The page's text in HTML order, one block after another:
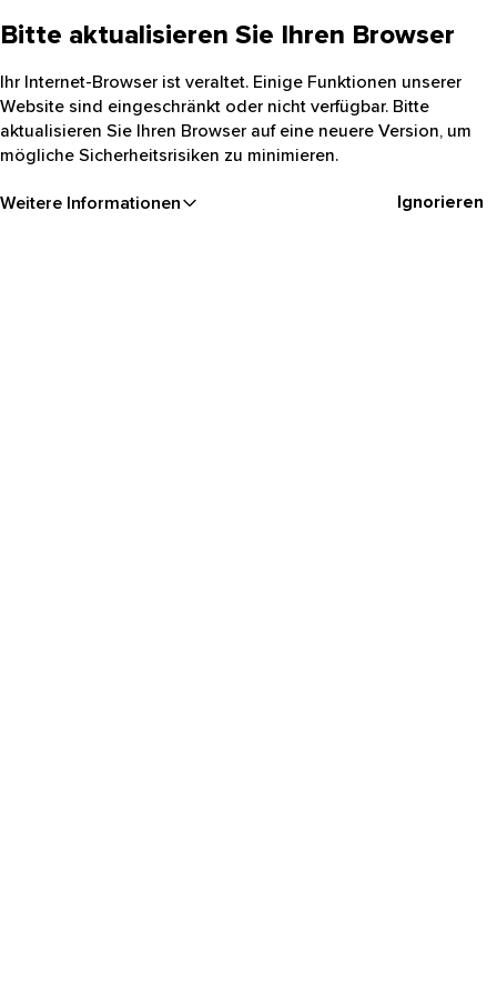
Bitte aktualisieren Sie Ihren Browser
Ihr Internet-Browser ist veraltet. Einige Funktionen unserer
Website sind eingeschränkt oder nicht verfügbar. Bitte
aktualisieren Sie Ihren Browser auf eine neuere Version, um
mögliche Sicherheitsrisiken zu minimieren.
Weitere Informationen Ignorieren